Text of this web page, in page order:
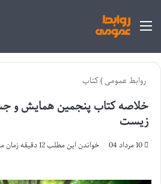
منو
روابط عمومی)کتاب
خلاصه کتاب پنجمین همایش و
زیست
10 مرداد 04 خواندن این مطلب 12 دقیقه زمان میبرد